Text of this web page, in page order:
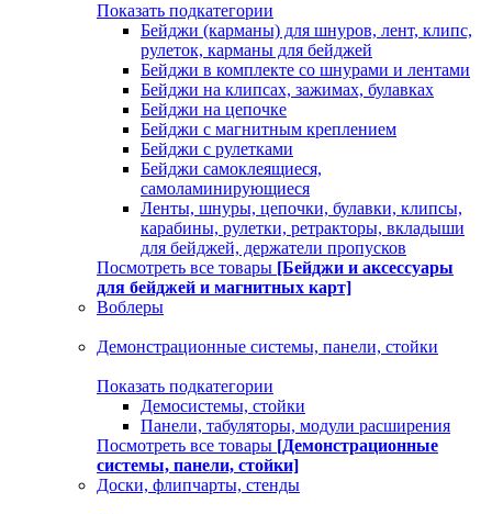
Показать подкатегории
Бейджи (карманы) для шнуров, лент, клипс,
рулеток, карманы для бейджей
Бейджи в комплекте со шнурами и лентами
Бейджи на клипсах, зажимах, булавках
Бейджи на цепочке
Бейджи с магнитным креплением
Бейджи с рулетками
Бейджи самоклеящиеся,
самоламинирующиеся
Ленты, шнуры, цепочки, булавки, клипсы,
карабины, рулетки, ретракторы, вкладыши
для бейджей, держатели пропусков
Посмотреть все товары [Бейджи и аксессуары
для бейджей и магнитных карт]
Воблеры
Демонстрационные системы, панели, стойки
Показать подкатегории
Демосистемы, стойки
Панели, табуляторы, модули расширения
Посмотреть все товары [Демонстрационные
системы, панели, стойки]
Доски, флипчарты, стенды